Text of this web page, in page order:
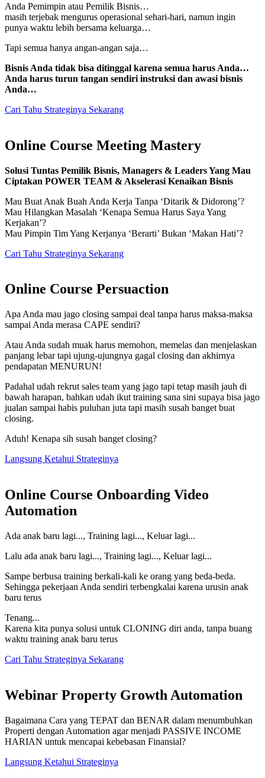
Anda Pemimpin atau Pemilik Bisnis…
masih terjebak mengurus operasional sehari-hari, namun ingin
punya waktu lebih bersama keluarga…
Tapi semua hanya angan-angan saja…
Bisnis Anda tidak bisa ditinggal karena semua harus Anda…
Anda harus turun tangan sendiri instruksi dan awasi bisnis
Anda…
Cari Tahu Strateginya Sekarang
Online Course Meeting Mastery
Solusi Tuntas Pemilik Bisnis, Managers & Leaders Yang Mau
Ciptakan POWER TEAM & Akselerasi Kenaikan Bisnis
Mau Buat Anak Buah Anda Kerja Tanpa ‘Ditarik & Didorong’?
Mau Hilangkan Masalah ‘Kenapa Semua Harus Saya Yang
Kerjakan’?
Mau Pimpin Tim Yang Kerjanya ‘Berarti’ Bukan ‘Makan Hati’?
Cari Tahu Strateginya Sekarang
Online Course Persuaction
Apa Anda mau jago closing sampai deal tanpa harus maksa-maksa
sampai Anda merasa CAPE sendiri?
Atau Anda sudah muak harus memohon, memelas dan menjelaskan
panjang lebar tapi ujung-ujungnya gagal closing dan akhirnya
pendapatan MENURUN!
Padahal udah rekrut sales team yang jago tapi tetap masih jauh di
bawah harapan, bahkan udah ikut training sana sini supaya bisa jago
jualan sampai habis puluhan juta tapi masih susah banget buat
closing.
Aduh! Kenapa sih susah banget closing?
Langsung Ketahui Strateginya
Online Course Onboarding Video
Automation
Ada anak baru lagi..., Training lagi..., Keluar lagi...
Lalu ada anak baru lagi..., Training lagi..., Keluar lagi...
Sampe berbusa training berkali-kali ke orang yang beda-beda.
Sehingga pekerjaan Anda sendiri terbengkalai karena urusin anak
baru terus
Tenang...
Karena kita punya solusi untuk CLONING diri anda, tanpa buang
waktu training anak baru terus
Cari Tahu Strateginya Sekarang
Webinar Property Growth Automation
Bagaimana Cara yang TEPAT dan BENAR dalam menumbuhkan
Properti dengan Automation agar menjadi PASSIVE INCOME
HARIAN untuk mencapai kebebasan Finansial?
Langsung Ketahui Strateginya